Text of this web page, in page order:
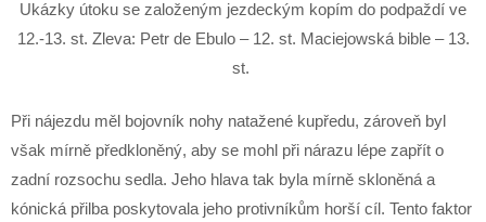
Ukázky útoku se založeným jezdeckým kopím do podpaždí ve
12.-13. st. Zleva: Petr de Ebulo – 12. st. Maciejowská bible – 13.
st.
Při nájezdu měl bojovník nohy natažené kupředu, zároveň byl
však mírně předkloněný, aby se mohl při nárazu lépe zapřít o
zadní rozsochu sedla. Jeho hlava tak byla mírně skloněná a
kónická přilba poskytovala jeho protivníkům horší cíl. Tento faktor